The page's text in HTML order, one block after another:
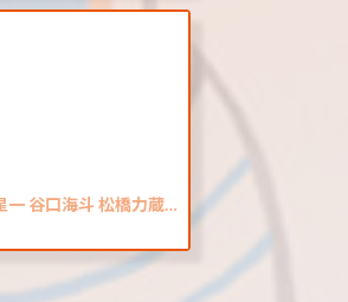
一 谷口海斗 松橋力蔵…